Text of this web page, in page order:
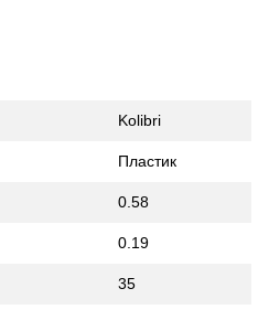
Kolibri
Пластик
0.58
0.19
35